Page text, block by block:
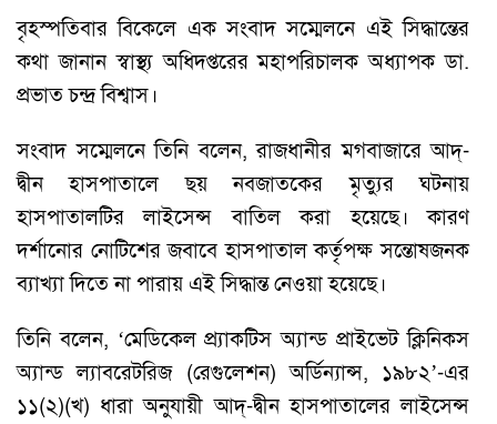
বৃহস্পতিবার বিকেলে এক সংবাদ সম্মেলনে এই সিদ্ধান্তের
কথা জানান স্বাস্থ্য অধিদপ্তরের মহাপরিচালক অধ্যাপক ডা.
প্রভাত চন্দ্র বিশ্বাস।
সংবাদ সম্মেলনে তিনি বলেন, রাজধানীর মগবাজারে আদ্-
দ্বীন হাসপাতালে ছয় নবজাতকের মৃত্যুর ঘটনায়
হাসপাতালটির লাইসেন্স বাতিল করা হয়েছে। কারণ
দর্শানোর নোটিশের জবাবে হাসপাতাল কর্তৃপক্ষ সন্তোষজনক
ব্যাখ্যা দিতে না পারায় এই সিদ্ধান্ত নেওয়া হয়েছে।
তিনি বলেন, ‘মেডিকেল প্র্যাকটিস অ্যান্ড প্রাইভেট ক্লিনিকস
অ্যান্ড ল্যাবরেটরিজ (রেগুলেশন) অর্ডিন্যান্স, ১৯৮২’-এর
১১(২)(খ) ধারা অনুযায়ী আদ্-দ্বীন হাসপাতালের লাইসেন্স